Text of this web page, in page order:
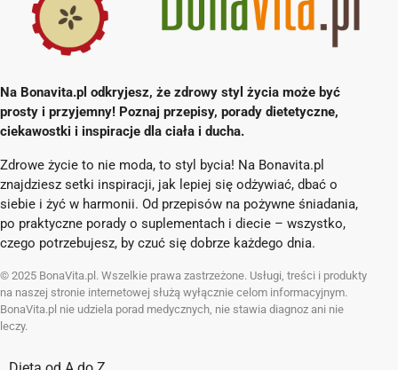
Na Bonavita.pl odkryjesz, że zdrowy styl życia może być
prosty i przyjemny! Poznaj przepisy, porady dietetyczne,
ciekawostki i inspiracje dla ciała i ducha.
Zdrowe życie to nie moda, to styl bycia! Na Bonavita.pl
znajdziesz setki inspiracji, jak lepiej się odżywiać, dbać o
siebie i żyć w harmonii. Od przepisów na pożywne śniadania,
po praktyczne porady o suplementach i diecie – wszystko,
czego potrzebujesz, by czuć się dobrze każdego dnia.
© 2025 BonaVita.pl. Wszelkie prawa zastrzeżone. Usługi, treści i produkty
na naszej stronie internetowej służą wyłącznie celom informacyjnym.
BonaVita.pl nie udziela porad medycznych, nie stawia diagnoz ani nie
leczy.